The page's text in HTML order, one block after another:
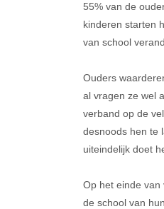
55% van de
kinderen starten
van school
Ouders
al vragen ze wel
verband op de
desnoods hen te
uiteindelijk doet
Op het einde van
de school van